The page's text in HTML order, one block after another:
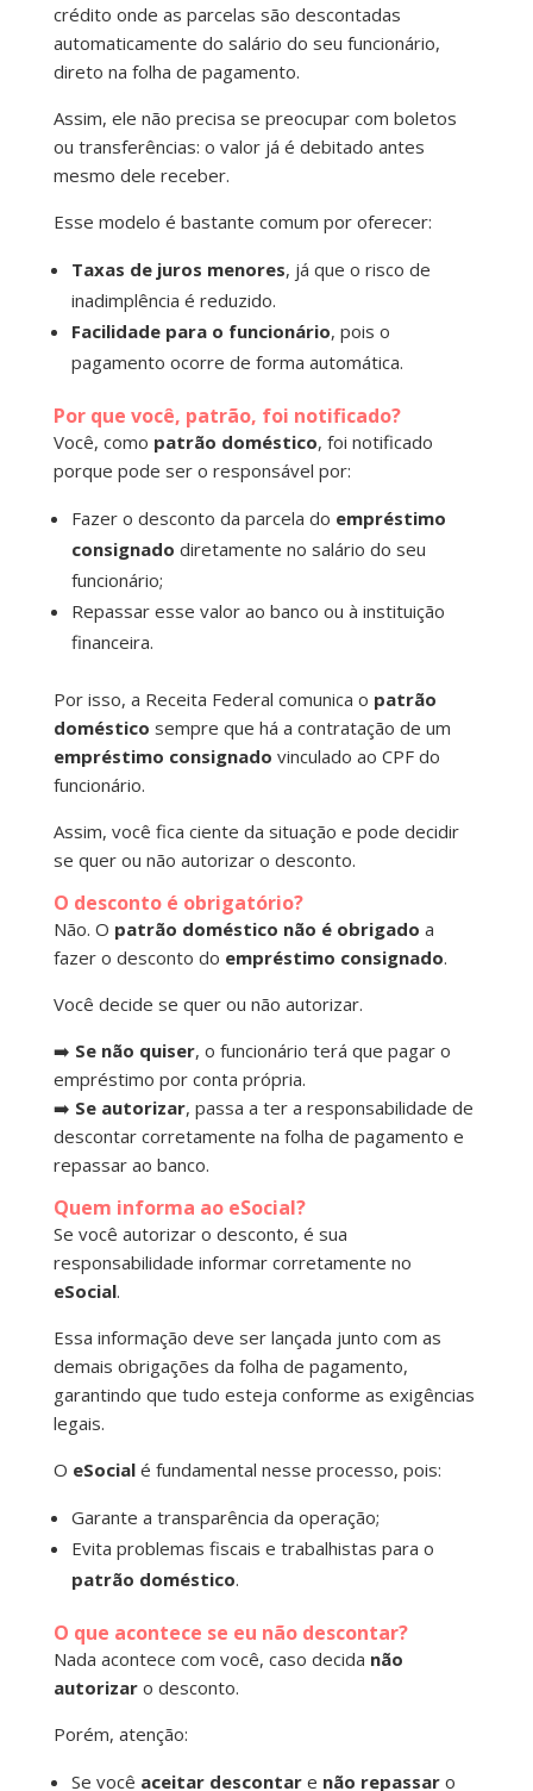
crédito onde as parcelas são descontadas
automaticamente do salário do seu funcionário,
direto na folha de pagamento.
Assim, ele não precisa se preocupar com boletos
ou transferências: o valor já é debitado antes
mesmo dele receber.
Esse modelo é bastante comum por oferecer:
Taxas de juros menores, já que o risco de
inadimplência é reduzido.
Facilidade para o funcionário, pois o
pagamento ocorre de forma automática.
Por que você, patrão, foi notificado?
Você, como patrão doméstico, foi notificado
porque pode ser o responsável por:
Fazer o desconto da parcela do empréstimo
consignado diretamente no salário do seu
funcionário;
Repassar esse valor ao banco ou à instituição
financeira.
Por isso, a Receita Federal comunica o patrão
doméstico sempre que há a contratação de um
empréstimo consignado vinculado ao CPF do
funcionário.
Assim, você fica ciente da situação e pode decidir
se quer ou não autorizar o desconto.
O desconto é obrigatório?
Não. O patrão doméstico não é obrigado a
fazer o desconto do empréstimo consignado.
Você decide se quer ou não autorizar.
➡️ Se não quiser, o funcionário terá que pagar o
empréstimo por conta própria.
➡️ Se autorizar, passa a ter a responsabilidade de
descontar corretamente na folha de pagamento e
repassar ao banco.
Quem informa ao eSocial?
Se você autorizar o desconto, é sua
responsabilidade informar corretamente no
eSocial.
Essa informação deve ser lançada junto com as
demais obrigações da folha de pagamento,
garantindo que tudo esteja conforme as exigências
legais.
O eSocialé fundamental nesse processo, pois:
Garante a transparência da operação;
Evita problemas fiscais e trabalhistas para o
patrão doméstico.
O que acontece se eu não descontar?
Nada acontece com você, caso decida não
autorizaro desconto.
Porém, atenção:
Se você aceitar descontare não repassaro